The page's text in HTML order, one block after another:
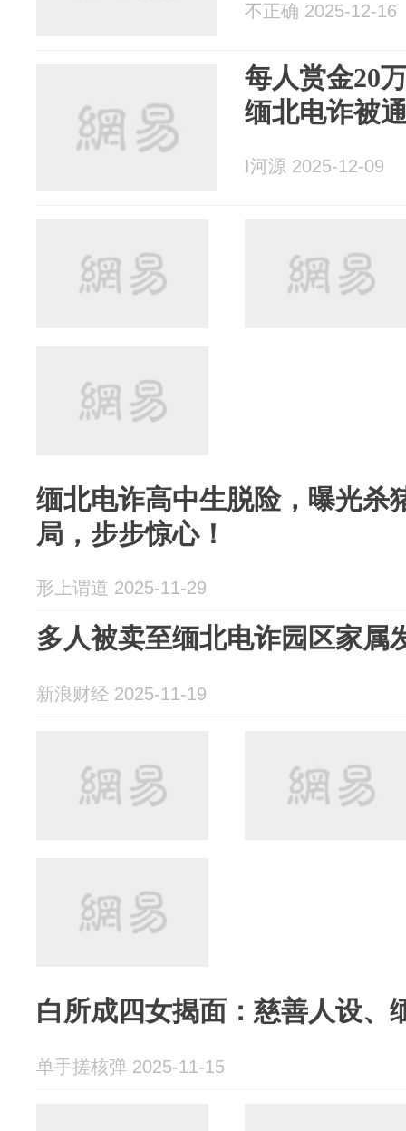
不正确 2025-12-16
每人赏金20
缅北电诈被
I河源 2025-12-09
缅北电诈高中生脱险，曝光杀
局，步步惊心！
形上谓道 2025-11-29
多人被卖至缅北电诈园区家属
新浪财经 2025-11-19
白所成四女揭面：慈善人设、
单手搓核弹 2025-11-15